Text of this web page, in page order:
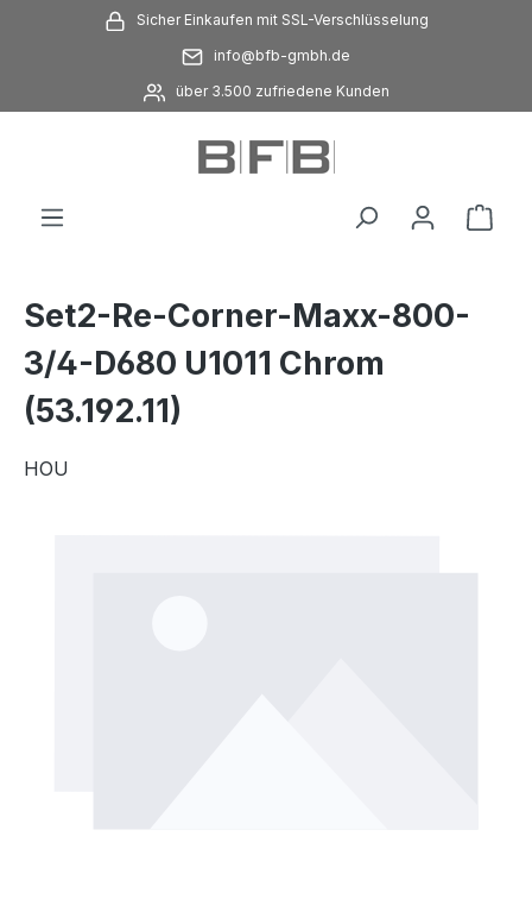
Zum Hauptinhalt springenSicher Einkaufen mit SSL-Verschlüsselung
info@bfb-gmbh.de
über 3.500 zufriedene Kunden
Set2-Re-Corner-Maxx-800-
3/4-D680 U1011 Chrom
(53.192.11)
HOU